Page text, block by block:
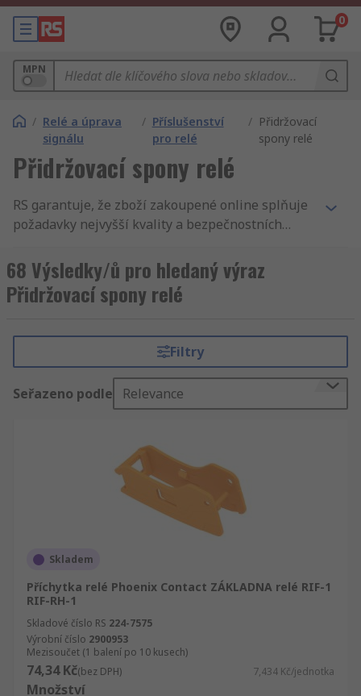
0
MPN
/ Relé a úprava
signálu
/ Příslušenství
pro relé
/ Přidržovací
spony relé
Přidržovací spony relé
RS garantuje, že zboží zakoupené online splňuje
požadavky nejvyšší kvality a bezpečnostních
Náš katalog zahrnuje Příchytky, Univerzální relé
– příslušenství a Relé. Naše dodávky jsou velmi
rychlé a přesné, proto se k Vám Příchytky dostane
standarty na trhu, což znamená, že když hledáte
Příchytky výrobek Idec nebo snad Telemecanique,
my Vám zaručíme kvalitu a technickou podporu.
RS nabízí široký sortiment produktů z oblasti
Prohlédněte si celou nabídku sekce
Elektrotechnika, automatizace a kabely. Najdete
tam Relé a Univerzální relé – příslušenství.
68 Výsledky/ů pro hledaný výraz
Přidržovací spony relé
Filtry
Seřazeno podle Relevance
Skladem
Příchytka relé Phoenix Contact ZÁKLADNA relé RIF-1
RIF-RH-1
Skladové číslo RS 224-7575
Výrobní číslo 2900953
Mezisoučet (1 balení po 10 kusech)
74,34 Kč(bez DPH) 7,434 Kč/jednotka
Množství